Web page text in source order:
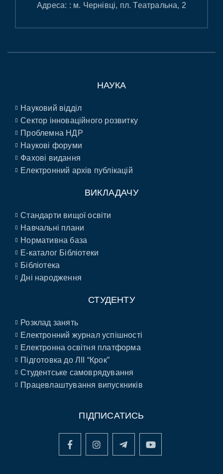
Адреса: : м. Чернівці, пл. Театральна, 2
НАУКА
Науковий відділ
Сектор інноваційного розвитку
Проблемна НДР
Наукові форуми
Фахові видання
Електронний архів публікацій
ВИКЛАДАЧУ
Стандарти вищої освіти
Навчальні плани
Нормативна база
E-каталог Бібліотеки
Бібліотека
Дні народження
СТУДЕНТУ
Розклад занять
Електронний журнал успішності
Електронна освітня платформа
Підготовка до ЛІІ “Крок”
Студентське самоврядування
Працевлаштування випускників
ПІДПИСАТИСЬ